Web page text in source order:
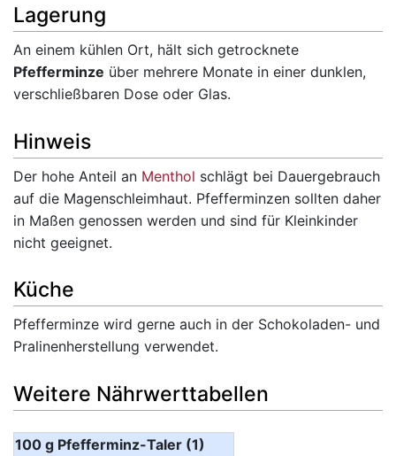
Lagerung
An einem kühlen Ort, hält sich getrocknete
Pfefferminze über mehrere Monate in einer dunklen,
verschließbaren Dose oder Glas.
Hinweis
Der hohe Anteil an Menthol schlägt bei Dauergebrauch
auf die Magenschleimhaut. Pfefferminzen sollten daher
in Maßen genossen werden und sind für Kleinkinder
nicht geeignet.
Küche
Pfefferminze wird gerne auch in der Schokoladen- und
Pralinenherstellung verwendet.
Weitere Nährwerttabellen
100 g Pfefferminz-Taler (1)